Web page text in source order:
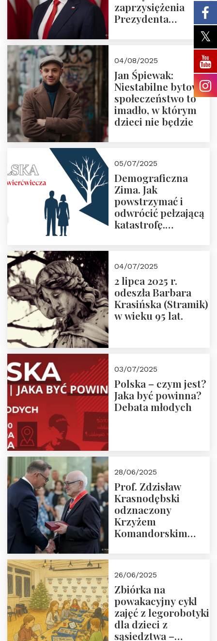
zaprzysiężenia
Prezydenta
Nawrockiego
04/08/2025
Jan Śpiewak:
Niestabilne bytowo
społeczeństwo to
imadło, w którym
dzieci nie będzie
05/07/2025
Demograficzna
Zima. Jak
powstrzymać i
odwrócić pełzającą
katastrofę.
Nowego
Ćwierćwiecza”
04/07/2025
2 lipca 2025 r.
odeszła Barbara
Krasińska (Stramik)
w wieku 95 lat.
03/07/2025
Polska – czym jest?
Jaka być powinna?
Debata młodych
28/06/2025
Prof. Zdzisław
Krasnodębski
odznaczony
Krzyżem
Komandorskim
26/06/2025
Zbiórka na
powakacyjny cykl
zajęć z legorobotyki
dla dzieci z
sąsiedztwa –